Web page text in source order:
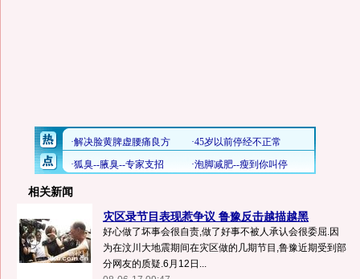
相关新闻
灾区录节目表现惹争议 鲁豫反击越描越黑
好心做了坏事会很自责,做了好事不被人承认会很委屈.因
为在汶川大地震期间在灾区做的几期节目,鲁豫近期受到部
分网友的质疑.6月12日...